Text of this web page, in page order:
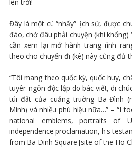
lên trời!
Đây là một cú “nhẩy” lịch sử, được
đáo, chớ đâu phải chuyện (khi khổng)
cần xem lại mớ hành trang rình
theo cho chuyến đi (ké) này cũng đủ
“Tôi mang theo quốc kỳ, quốc huy,
tuyên ngôn độc lập do bác viết, di
túi đất của quảng truờng Ba Đình
Minh) và nhiều phù hiệu nữa…” – “I
national emblems, portraits of
independence proclamation, his
from Ba Dinh Square [site of the Ho